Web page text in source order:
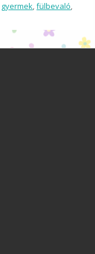
gyermek,fülbevaló,